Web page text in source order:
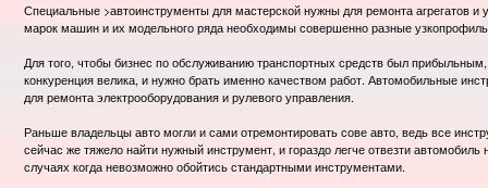
Специальные >автоинструменты для мастерской нужны для ремонта агрегатов
марок машин и их модельного ряда необходимы совершенно разные
Для того, чтобы бизнес по обслуживанию транспортных средств был
конкуренция велика, и нужно брать именно качеством работ. Автомобильные
для ремонта электрооборудования и рулевого управления.
Раньше владельцы авто могли и сами отремонтировать сове авто, ведь все
сейчас же тяжело найти нужный инструмент, и гораздо легче отвезти
случаях когда невозможно обойтись стандартными инструментами.